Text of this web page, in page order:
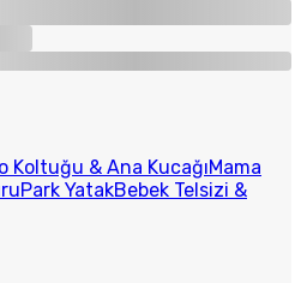
Koltuğu & Ana KucağıMama
Park YatakBebek Telsizi &